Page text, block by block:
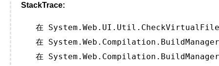
StackTrace:
在
在
在